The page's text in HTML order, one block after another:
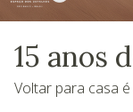
15 anos
Voltar para casa